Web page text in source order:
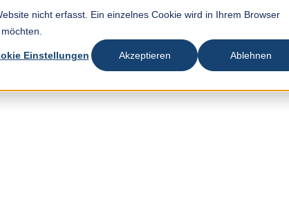
nicht erfasst. Ein einzelnes Cookie wird in Ihrem Browser
Einstellungen Akzeptieren Ablehnen